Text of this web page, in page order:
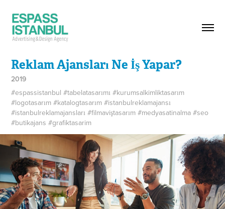
Reklam Ajansları Ne İş Yapar?
2019
#espassistanbul #tabelatasarımı #kurumsalkimliktasarım
#logotasarım #katalogtasarım #istanbulreklamajansı
#istanbulreklamajansları #filmaviştasarım #medyasatinalma #seo
#butikajans #grafiktasarim